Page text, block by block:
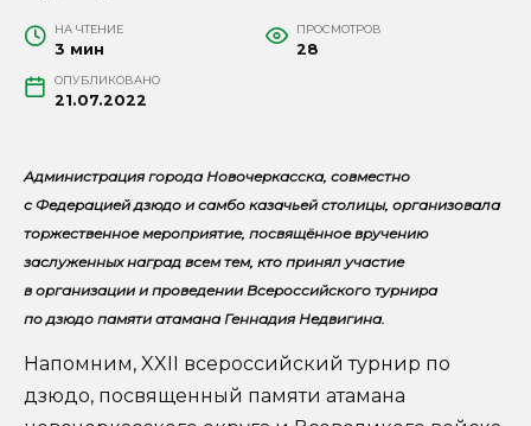
НА ЧТЕНИЕ
3 мин
ПРОСМОТРОВ
28
ОПУБЛИКОВАНО
21.07.2022
Администрация города Новочеркасска, совместно
с Федерацией дзюдо и самбо казачьей столицы, организовала
торжественное мероприятие, посвящённое вручению
заслуженных наград всем тем, кто принял участие
в организации и проведении Всероссийского турнира
по дзюдо памяти атамана Геннадия Недвигина.
Напомним, XXII всероссийский турнир по
дзюдо, посвященный памяти атамана